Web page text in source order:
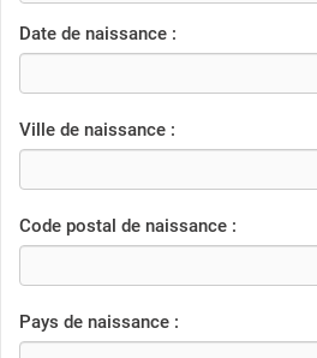
Date de naissance :
Ville de naissance :
Code postal de naissance :
Pays de naissance :